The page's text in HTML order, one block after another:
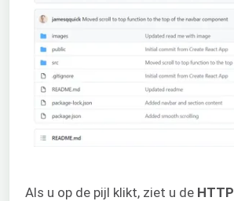
Als u op de pijl klikt, ziet u de HTTP